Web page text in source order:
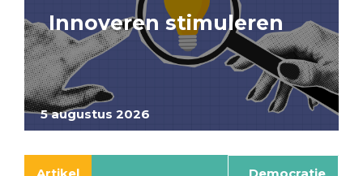
5 augustus 2026
Innoveren stimuleren